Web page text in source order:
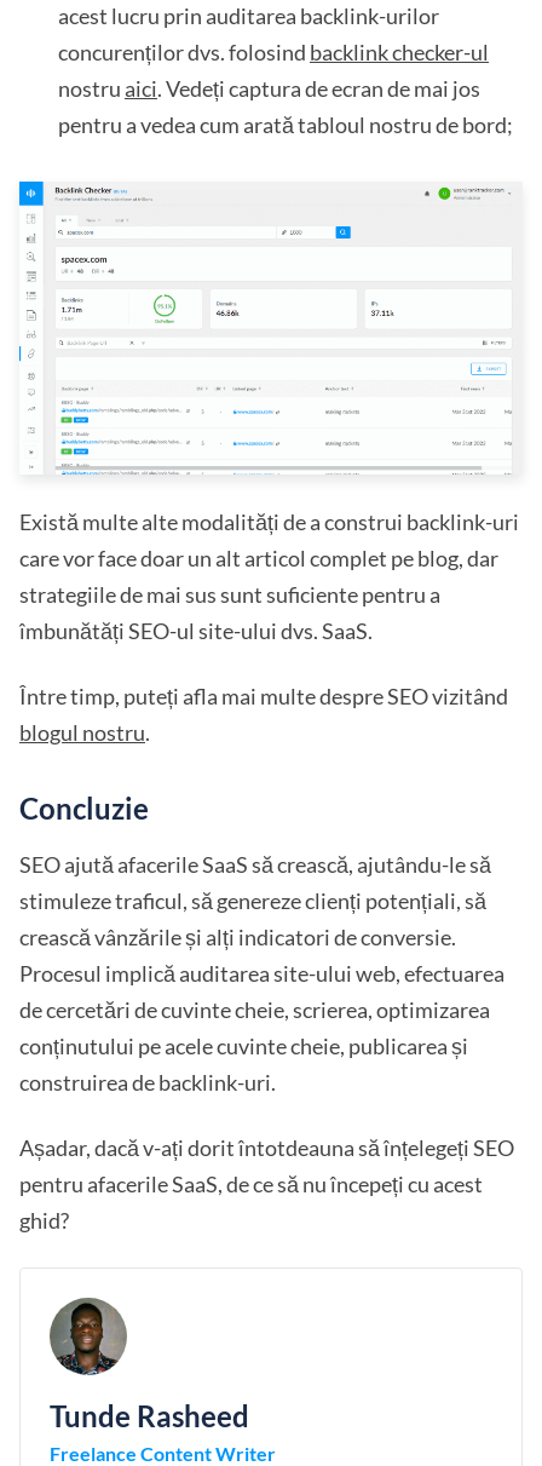
acest lucru prin auditarea backlink-urilor
concurenților dvs. folosind backlink checker-ul
nostru aici. Vedeți captura de ecran de mai jos
pentru a vedea cum arată tabloul nostru de bord;
Există multe alte modalități de a construi backlink-uri
care vor face doar un alt articol complet pe blog, dar
strategiile de mai sus sunt suficiente pentru a
îmbunătăți SEO-ul site-ului dvs. SaaS.
Între timp, puteți afla mai multe despre SEO vizitând
blogul nostru.
Concluzie
SEO ajută afacerile SaaS să crească, ajutându-le să
stimuleze traficul, să genereze clienți potențiali, să
crească vânzările și alți indicatori de conversie.
Procesul implică auditarea site-ului web, efectuarea
de cercetări de cuvinte cheie, scrierea, optimizarea
conținutului pe acele cuvinte cheie, publicarea și
construirea de backlink-uri.
Așadar, dacă v-ați dorit întotdeauna să înțelegeți SEO
pentru afacerile SaaS, de ce să nu începeți cu acest
ghid?
Tunde Rasheed
Freelance Content Writer